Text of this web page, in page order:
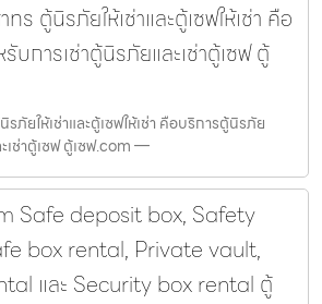
ร ตู้นิรภัยให้เช่าและตู้เซฟให้เช่า คือ
บการเช่าตู้นิรภัยและเช่าตู้เซฟ ตู้
ภัยให้เช่าและตู้เซฟให้เช่า คือบริการตู้นิรภัย
เช่าตู้เซฟ ตู้เซฟ.com —
Safe deposit box, Safety
box rental, Private vault,
และ Security box rental ตู้